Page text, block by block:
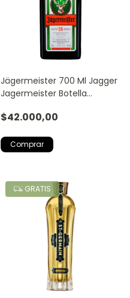
Jägermeister 700 Ml Jagger
Jagermeister Botella
$42.000,00
GRATIS